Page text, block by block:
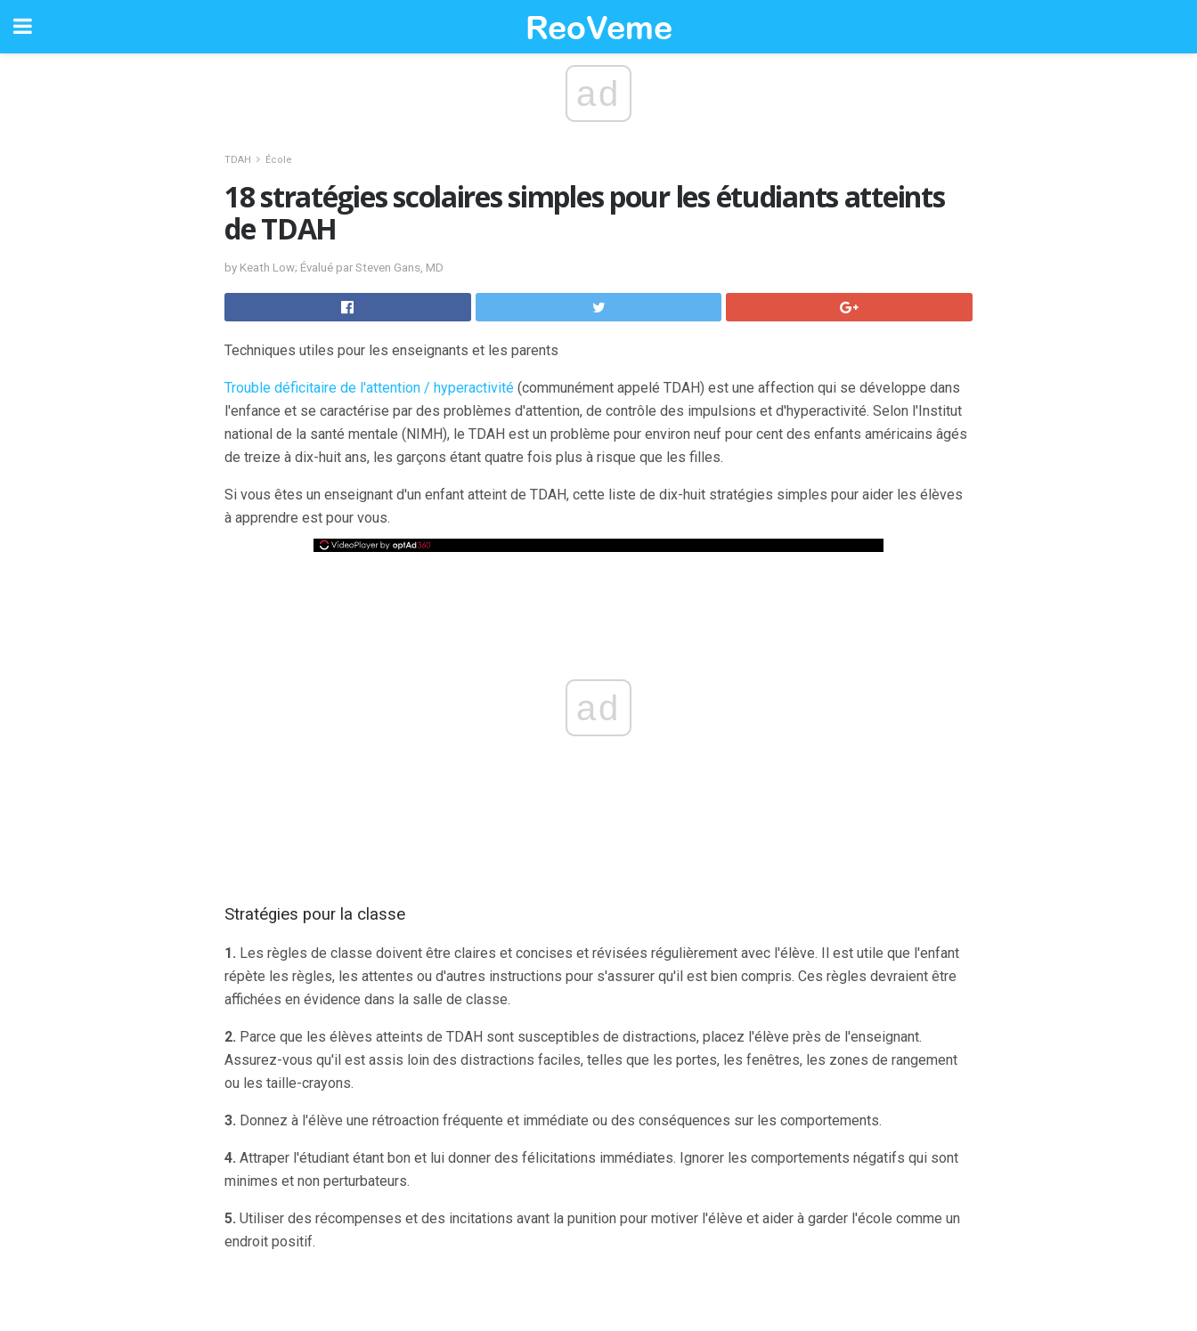
ad
TDAH École
18 stratégies scolaires simples pour les étudiants atteints
de TDAH
by Keath Low; Évalué par Steven Gans, MD
Techniques utiles pour les enseignants et les parents
Trouble déficitaire de l'attention / hyperactivité (communément appelé TDAH) est une affection qui se développe dans
l'enfance et se caractérise par des problèmes d'attention, de contrôle des impulsions et d'hyperactivité. Selon l'Institut
national de la santé mentale (NIMH), le TDAH est un problème pour environ neuf pour cent des enfants américains âgés
de treize à dix-huit ans, les garçons étant quatre fois plus à risque que les filles.
Si vous êtes un enseignant d'un enfant atteint de TDAH, cette liste de dix-huit stratégies simples pour aider les élèves
à apprendre est pour vous.
ad
Stratégies pour la classe
1. Les règles de classe doivent être claires et concises et révisées régulièrement avec l'élève. Il est utile que l'enfant
répète les règles, les attentes ou d'autres instructions pour s'assurer qu'il est bien compris. Ces règles devraient être
affichées en évidence dans la salle de classe.
2. Parce que les élèves atteints de TDAH sont susceptibles de distractions, placez l'élève près de l'enseignant.
Assurez-vous qu'il est assis loin des distractions faciles, telles que les portes, les fenêtres, les zones de rangement
ou les taille-crayons.
3. Donnez à l'élève une rétroaction fréquente et immédiate ou des conséquences sur les comportements.
4. Attraper l'étudiant étant bon et lui donner des félicitations immédiates. Ignorer les comportements négatifs qui sont
minimes et non perturbateurs.
5. Utiliser des récompenses et des incitations avant la punition pour motiver l'élève et aider à garder l'école comme un
endroit positif.